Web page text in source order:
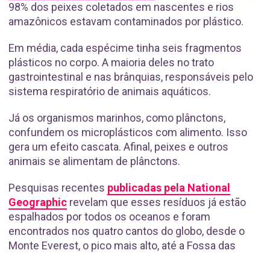
98% dos peixes coletados em nascentes e rios
amazônicos estavam contaminados por plástico.
Em média, cada espécime tinha seis fragmentos
plásticos no corpo. A maioria deles no trato
gastrointestinal e nas brânquias, responsáveis pelo
sistema respiratório de animais aquáticos.
Já os organismos marinhos, como plânctons,
confundem os microplásticos com alimento. Isso
gera um efeito cascata. Afinal, peixes e outros
animais se alimentam de plânctons.
Pesquisas recentes publicadas pela National
Geographic revelam que esses resíduos já estão
espalhados por todos os oceanos e foram
encontrados nos quatro cantos do globo, desde o
Monte Everest, o pico mais alto, até a Fossa das